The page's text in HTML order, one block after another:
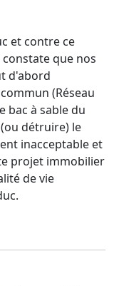
et contre ce
que nos
d'abord
(Réseau
bac à sable du
détruire) le
inacceptable et
projet immobilier
de vie